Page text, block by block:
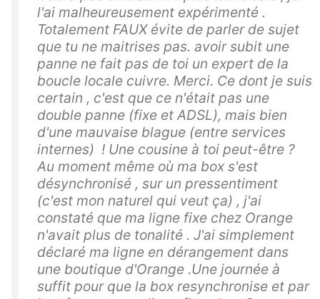
l'ai malheureusement expérimenté .
Totalement FAUX évite de parler de sujet
que tu ne maitrises pas. avoir subit une
panne ne fait pas de toi un expert de la
boucle locale cuivre. Merci. Ce dont je suis
certain , c'est que ce n'était pas une
double panne (fixe et ADSL), mais bien
d'une mauvaise blague (entre services
internes) ! Une cousine à toi peut-être ?
Au moment même où ma box s'est
désynchronisé , sur un pressentiment
(c'est mon naturel qui veut ça) , j'ai
constaté que ma ligne fixe chez Orange
n'avait plus de tonalité . J'ai simplement
déclaré ma ligne en dérangement dans
une boutique d'Orange .Une journée à
suffit pour que la box resynchronise et par